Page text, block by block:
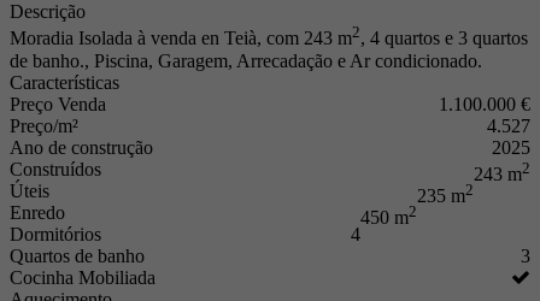
Descrição
Moradia Isolada à venda en Teià, com 243 m2, 4 quartos e 3 quartos
de banho., Piscina, Garagem, Arrecadação e Ar condicionado.
Características
Preço Venda
1.100.000 €
Preço/m²
4.527
Ano de construção
2025
Construídos
243 m2
Úteis 235 m2
Enredo 450 m2
Dormitórios
4
Quartos de banho
3
Cocinha Mobiliada